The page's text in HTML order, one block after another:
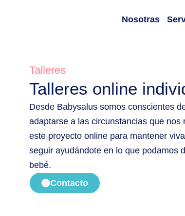
Nosotras
Talleres
Talleres online
Desde Babysalus somos conscientes
adaptarse a las circunstancias que
este proyecto online para mantener
seguir ayudándote en lo que podamos
bebé.
Contacto